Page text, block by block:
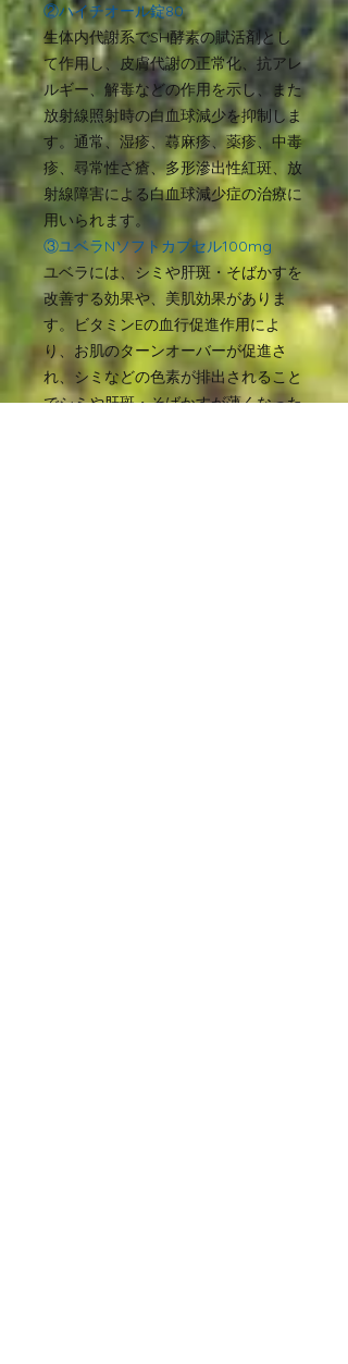
②ハイチオール錠80
生体内代謝系でSH酵素の賦活剤とし
て作用し、皮膚代謝の正常化、抗アレ
ルギー、解毒などの作用を示し、また
放射線照射時の白血球減少を抑制しま
す。通常、湿疹、蕁麻疹、薬疹、中毒
疹、尋常性ざ瘡、多形滲出性紅斑、放
射線障害による白血球減少症の治療に
用いられます。
③ユベラNソフトカプセル100mg
ユベラには、シミや肝斑・そばかすを
改善する効果や、美肌効果がありま
す。ビタミンEの血行促進作用によ
り、お肌のターンオーバーが促進さ
れ、シミなどの色素が排出されること
でシミや肝斑・そばかすが薄くなった